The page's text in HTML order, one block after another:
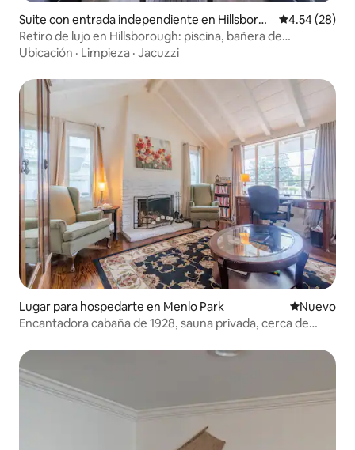
Suite con entrada independiente en Hillsborou
gh
Calificación
4.54 (28)
Retiro de lujo en Hillsborough: piscina, bañera de
hidromasaje y vistas
Ubicación · Limpieza · Jacuzzi
Lugar para hospedarte en Menlo Park Nuevo
Nuevo
Encantadora cabaña de 1928, sauna privada, cerca de